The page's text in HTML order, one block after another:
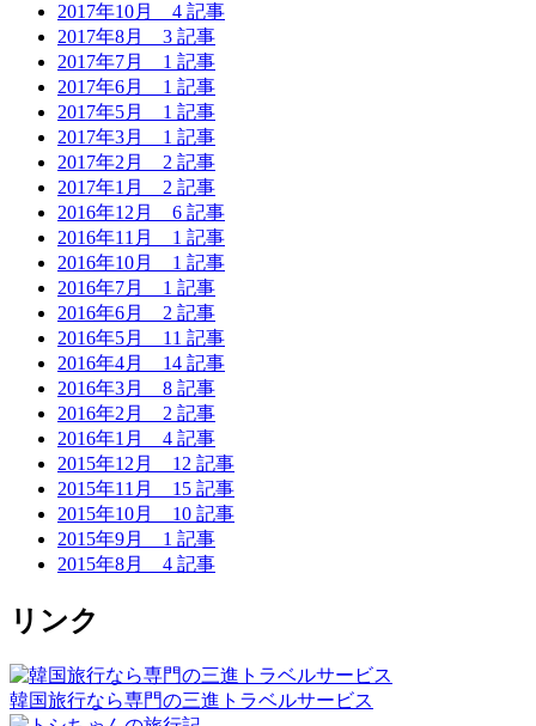
2017年10月 4 記事
2017年8月 3 記事
2017年7月 1 記事
2017年6月 1 記事
2017年5月 1 記事
2017年3月 1 記事
2017年2月 2 記事
2017年1月 2 記事
2016年12月 6 記事
2016年11月 1 記事
2016年10月 1 記事
2016年7月 1 記事
2016年6月 2 記事
2016年5月 11 記事
2016年4月 14 記事
2016年3月 8 記事
2016年2月 2 記事
2016年1月 4 記事
2015年12月 12 記事
2015年11月 15 記事
2015年10月 10 記事
2015年9月 1 記事
2015年8月 4 記事
リンク
韓国旅行なら専門の三進トラベルサービス